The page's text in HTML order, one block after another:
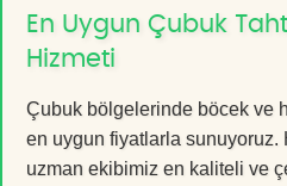
En Uygun Çubuk
Hizmeti
Çubuk bölgelerinde böcek ve
en uygun fiyatlarla sunuyoruz.
uzman ekibimiz en kaliteli ve